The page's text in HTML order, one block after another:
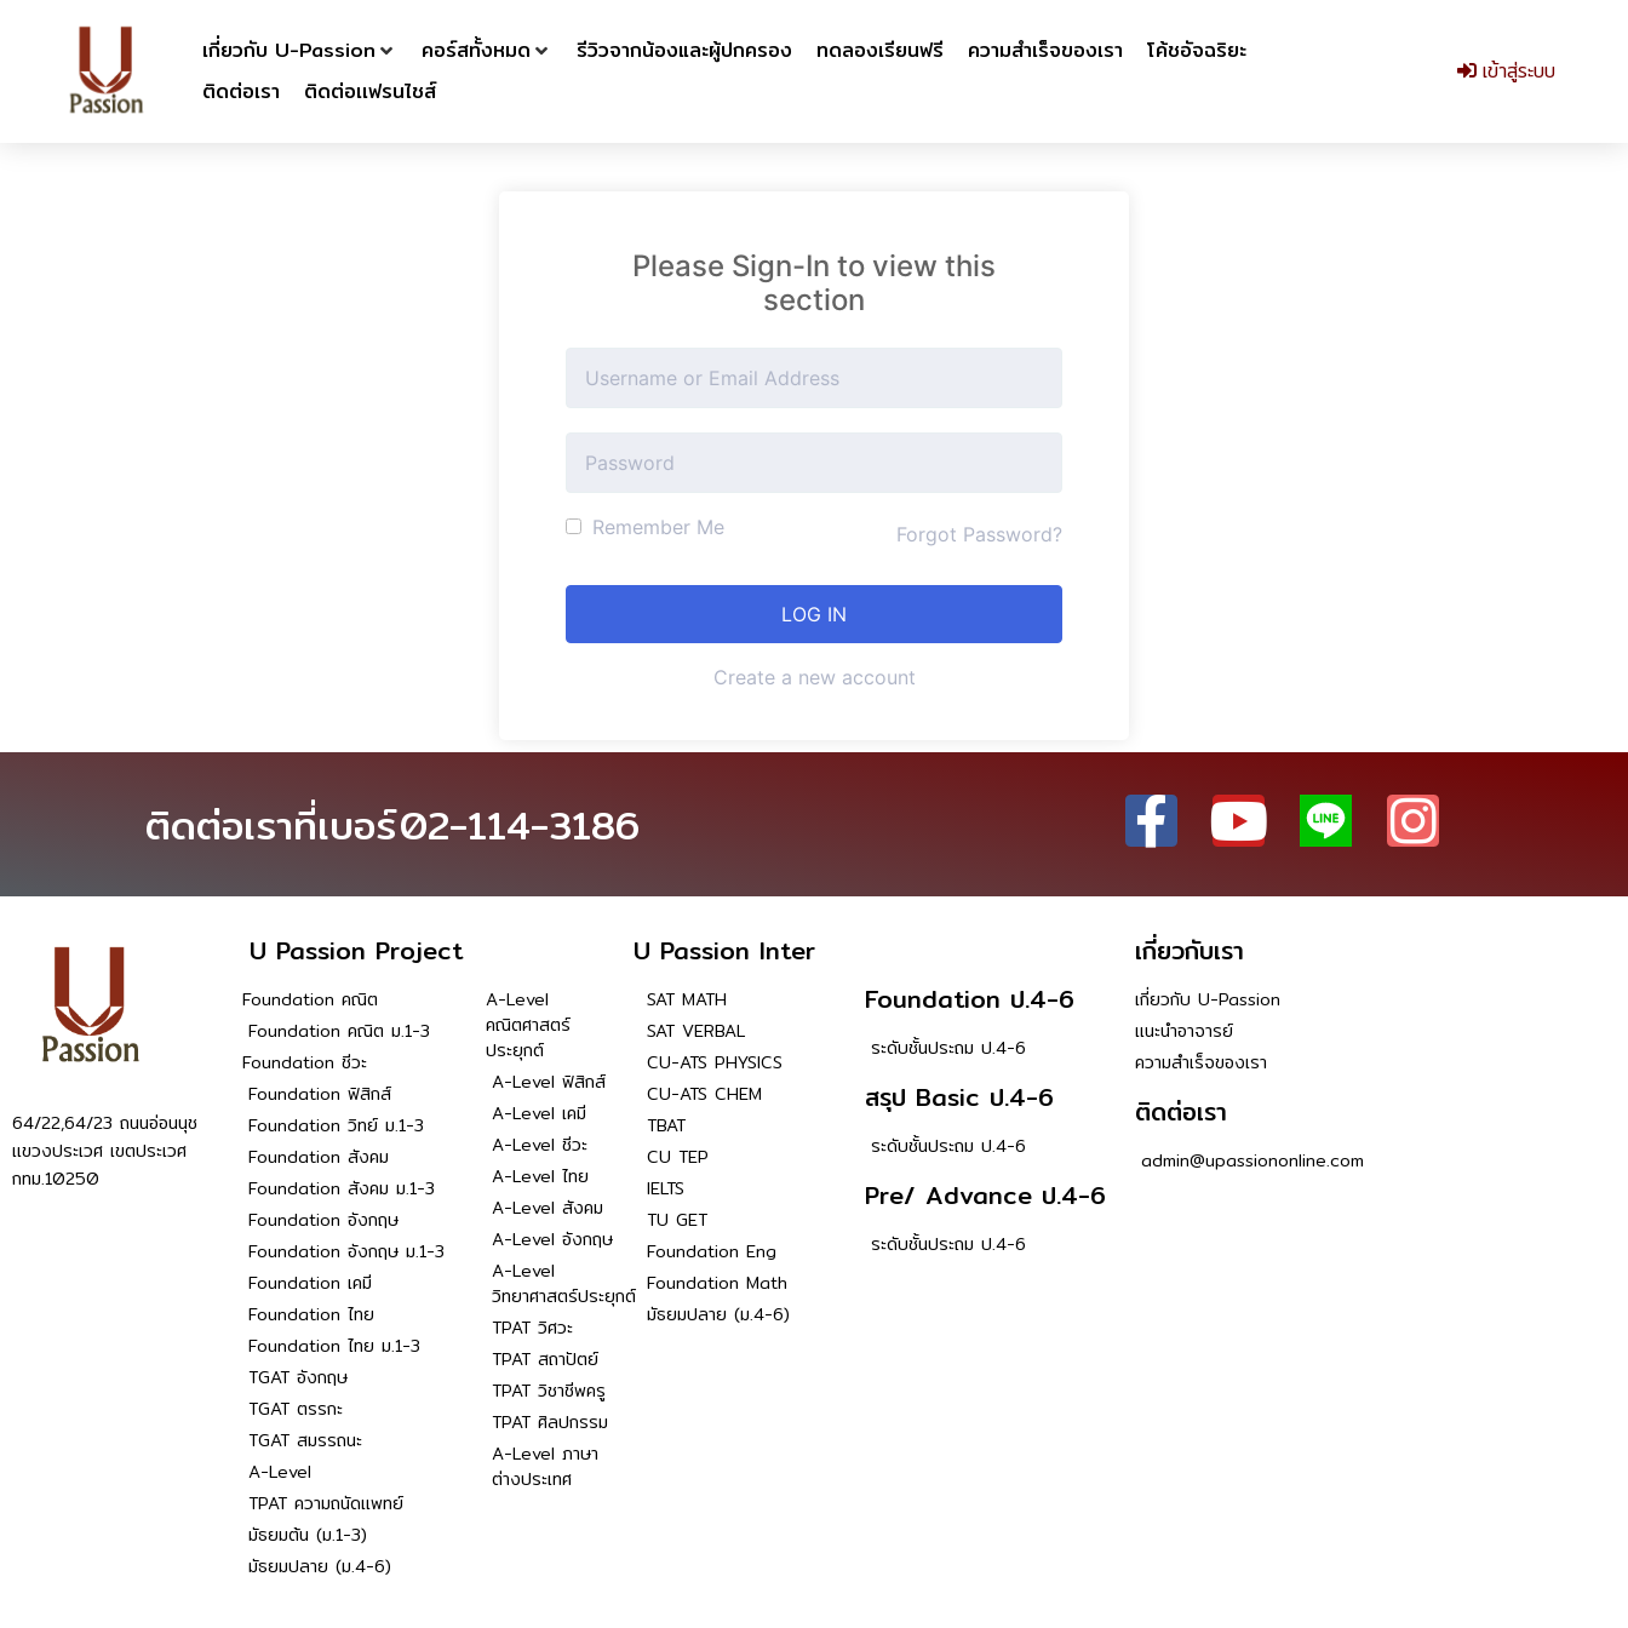
เกี่ยวกับ U-Passion คอร์สทั้งหมด รีวิวจากน้องและผู้ปกครอง ทดลองเรียนฟรี ความสำเร็จของเรา
โค้ชอัจฉริยะ
ติดต่อเรา
ติดต่อเเฟรนไชส์
เข้าสู่ระบบ
Please Sign-In to view this
section
Remember Me Forgot Password?
Create a new account
ติดต่อเราที่เบอร์02-114-3186
U Passion Project U Passion Inter เกี่ยวกับเรา
64/22,64/23 ถนนอ่อนนุช
แขวงประเวศ เขตประเวศ
กทม.10250
Foundation คณิต
Foundation คณิต ม.1-3
Foundation ชีวะ
Foundation ฟิสิกส์
Foundation วิทย์ ม.1-3
Foundation สังคม
Foundation สังคม ม.1-3
Foundation อังกฤษ
Foundation อังกฤษ ม.1-3
Foundation เคมี
Foundation ไทย
Foundation ไทย ม.1-3
TGAT อังกฤษ
TGAT ตรรกะ
TGAT สมรรถนะ
A-Level
TPAT ความถนัดแพทย์
มัธยมต้น (ม.1-3)
มัธยมปลาย (ม.4-6)
A-Level
คณิตศาสตร์
ประยุกต์
A-Level ฟิสิกส์
A-Level เคมี
A-Level ชีวะ
A-Level ไทย
A-Level สังคม
A-Level อังกฤษ
A-Level
วิทยาศาสตร์ประยุกต์
TPAT วิศวะ
TPAT สถาปัตย์
TPAT วิชาชีพครู
TPAT ศิลปกรรม
A-Level ภาษา
ต่างประเทศ
SAT MATH
SAT VERBAL
CU-ATS PHYSICS
CU-ATS CHEM
TBAT
CU TEP
IELTS
TU GET
Foundation Eng
Foundation Math
มัธยมปลาย (ม.4-6)
Foundation ป.4-6
ระดับชั้นประถม ป.4-6
สรุป Basic ป.4-6
ระดับชั้นประถม ป.4-6
Pre/ Advance ป.4-6
ระดับชั้นประถม ป.4-6
เกี่ยวกับ U-Passion
แนะนำอาจารย์
ความสำเร็จของเรา
ติดต่อเรา
admin@upassiononline.com